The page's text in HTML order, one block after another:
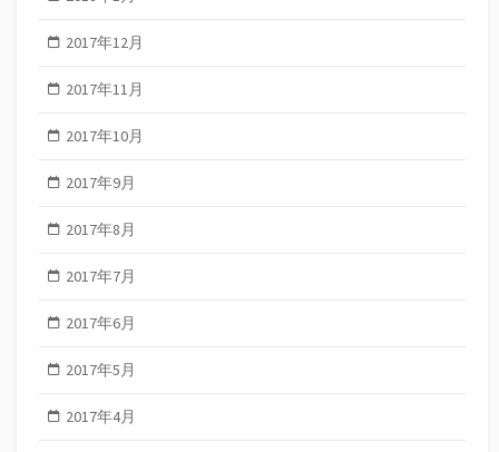
2017年12月
2017年11月
2017年10月
2017年9月
2017年8月
2017年7月
2017年6月
2017年5月
2017年4月